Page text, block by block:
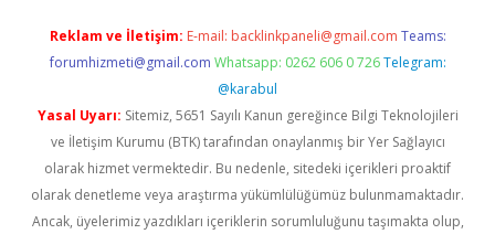
Reklam ve İletişim: E-mail: backlinkpaneli@gmail.com Teams:
forumhizmeti@gmail.com Whatsapp: 0262 606 0 726 Telegram:
@karabul
Yasal Uyarı: Sitemiz, 5651 Sayılı Kanun gereğince Bilgi Teknolojileri
ve İletişim Kurumu (BTK) tarafından onaylanmış bir Yer Sağlayıcı
olarak hizmet vermektedir. Bu nedenle, sitedeki içerikleri proaktif
olarak denetleme veya araştırma yükümlülüğümüz bulunmamaktadır.
Ancak, üyelerimiz yazdıkları içeriklerin sorumluluğunu taşımakta olup,